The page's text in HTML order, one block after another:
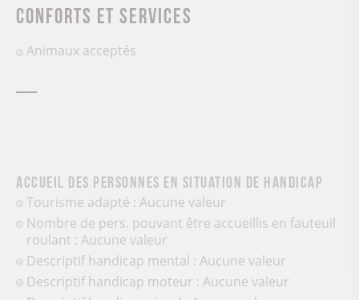
Conforts et services
Animaux acceptés
Accueil des personnes en situation de handicap
Tourisme adapté : Aucune valeur
Nombre de pers. pouvant être accueillis en fauteuil
roulant : Aucune valeur
Descriptif handicap mental : Aucune valeur
Descriptif handicap moteur : Aucune valeur